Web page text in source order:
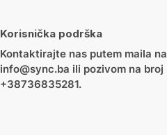
Korisnička podrška
Kontaktirajte nas putem maila na
info@sync.ba ili pozivom na broj
+38736835281.